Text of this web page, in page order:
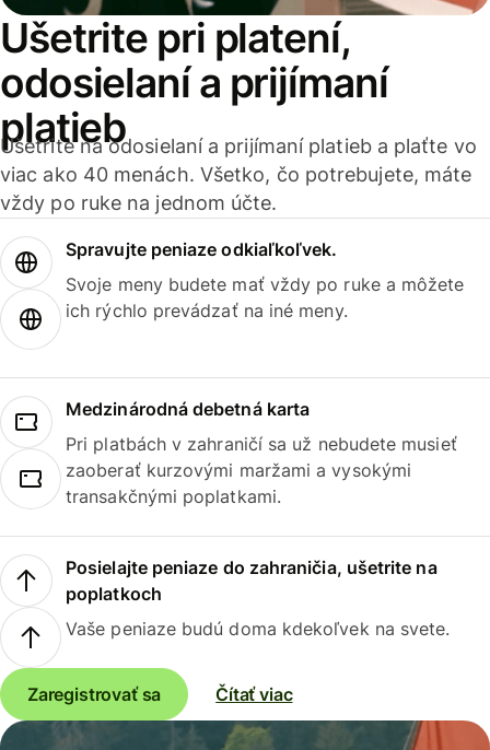
Ušetrite pri platení,
odosielaní a prijímaní
platieb
Ušetrite na odosielaní a prijímaní platieb a plaťte vo
viac ako 40 menách. Všetko, čo potrebujete, máte
vždy po ruke na jednom účte.
Spravujte peniaze odkiaľkoľvek.
Svoje meny budete mať vždy po ruke a môžete
ich rýchlo prevádzať na iné meny.
Medzinárodná debetná karta
Pri platbách v zahraničí sa už nebudete musieť
zaoberať kurzovými maržami a vysokými
transakčnými poplatkami.
Posielajte peniaze do zahraničia, ušetrite na
poplatkoch
Vaše peniaze budú doma kdekoľvek na svete.
Zaregistrovať sa Čítať viac